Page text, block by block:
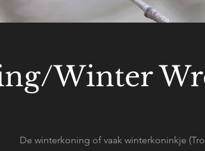
Winter
De winterkoning of vaak winterkoninkje